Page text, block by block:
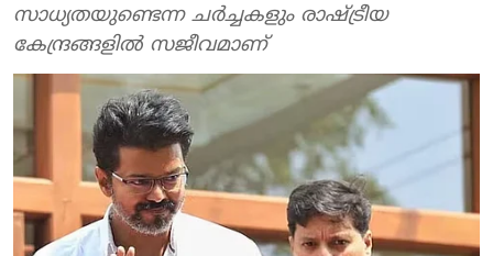
സാധ്യതയുണ്ടെന്ന ചർച്ചകളും രാഷ്ട്രീയ
കേന്ദ്രങ്ങളിൽ സജീവമാണ്